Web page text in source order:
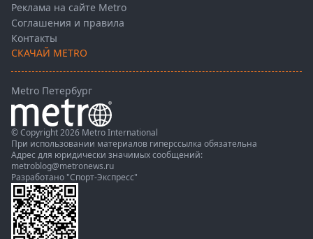
Реклама на сайте Metro
Соглашения и правила
Контакты
СКАЧАЙ METRO
Metro Петербург
© Copyright 2026 Metro International
При использовании материалов гиперссылка обязательна
Адрес для юридически значимых сообщений:
metroblog@metronews.ru
Разработано "Спорт-Экспресс"